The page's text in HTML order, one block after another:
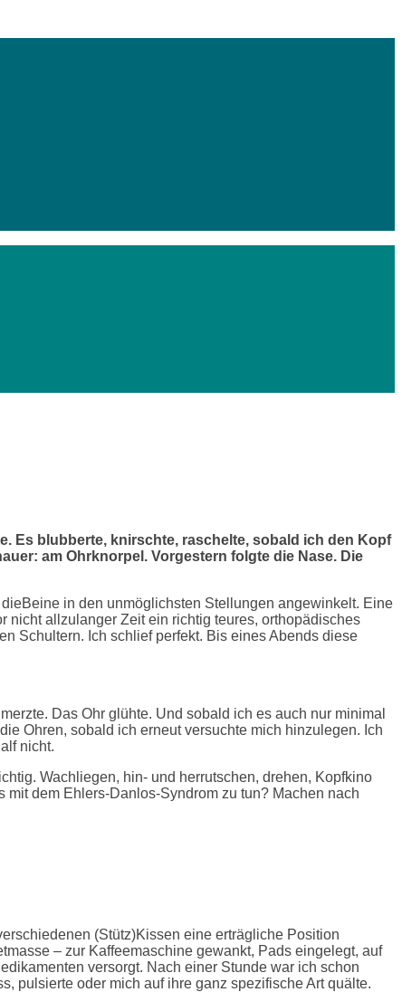
Es blubberte, knirschte, raschelte, sobald ich den Kopf
am Ohrknorpel. Vorgestern folgte die Nase. Die
in den unmöglichsten Stellungen angewinkelt. Eine
nicht allzulanger Zeit ein richtig teures, orthopädisches
Schultern. Ich schlief perfekt. Bis eines Abends diese
Das Ohr glühte. Und sobald ich es auch nur minimal
Ohren, sobald ich erneut versuchte mich hinzulegen. Ich
nicht.
Wachliegen, hin- und herrutschen, drehen, Kopfkino
dem Ehlers-Danlos-Syndrom zu tun? Machen nach
(Stütz)Kissen eine erträgliche Position
– zur Kaffeemaschine gewankt, Pads eingelegt, auf
versorgt. Nach einer Stunde war ich schon
pulsierte oder mich auf ihre ganz spezifische Art quälte.